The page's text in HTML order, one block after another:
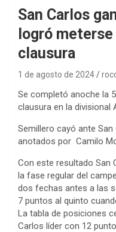
San Carlos
logró
clausura
1 de agosto de 2024
Se completó anoche la
clausura en la divisional
Semillero cayó ante
anotados por Camilo
Con este resultado San
la fase regular del
dos fechas antes a las
7 puntos al quinto
La tabla de posiciones
Carlos líder con 12